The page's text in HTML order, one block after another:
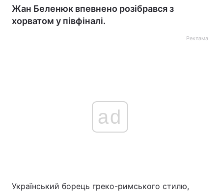
Жан Беленюк впевнено розібрався з
хорватом у півфіналі.
Реклама
ad
Український борець греко-римського стилю,